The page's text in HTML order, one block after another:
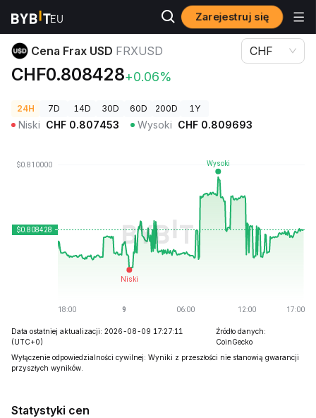
Zarejestruj się
Ceny kryptowalut Cena Frax USD FRXUSD
Cena Frax USD FRXUSD
CHF0.808428+0.06%
CHF
24H 7D 14D 30D 60D 200D 1Y
Niski CHF 0.807453 Wysoki CHF 0.809693
Data ostatniej aktualizacji: 2026-08-09 17:27:11
(UTC+0)
Źródło danych:
CoinGecko
Wyłączenie odpowiedzialności cywilnej: Wyniki z przeszłości nie stanowią gwarancji
przyszłych wyników.
Statystyki cen